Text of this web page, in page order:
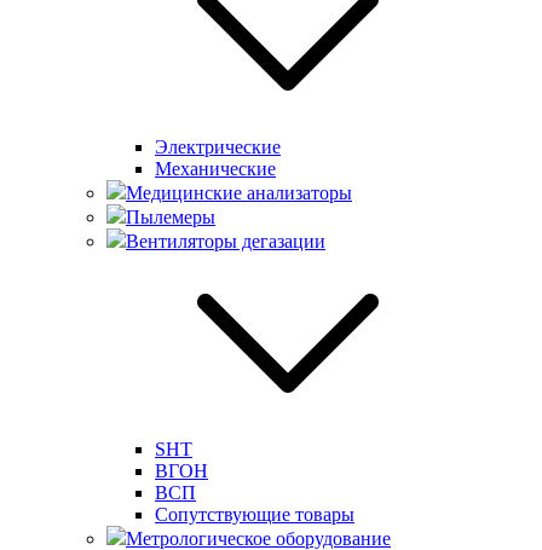
Электрические
Механические
Медицинские анализаторы
Пылемеры
Вентиляторы дегазации
SHT
ВГОН
ВСП
Сопутствующие товары
Метрологическое оборудование